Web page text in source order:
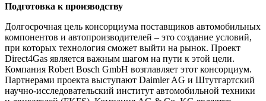
Подготовка к производству
Долгосрочная цель консорциума поставщиков автомобильных
компонентов и автопроизводителей – это создание условий,
при которых технология сможет выйти на рынок. Проект
Direct4Gas является важным шагом на пути к этой цели.
Компания Robert Bosch GmbH возглавляет этот консорциум.
Партнерами проекта выступают Daimler AG и Штутгартский
научно-исследовательский институт автомобильной техники